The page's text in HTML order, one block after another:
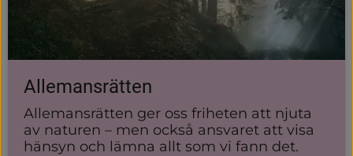
Allemansrätten
Allemansrätten ger oss friheten att njuta
av naturen – men också ansvaret att visa
hänsyn och lämna allt som vi fann det.